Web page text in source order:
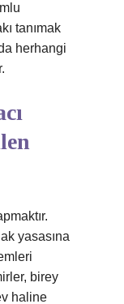
tanımak
herhangi
yasasına
birey
haline